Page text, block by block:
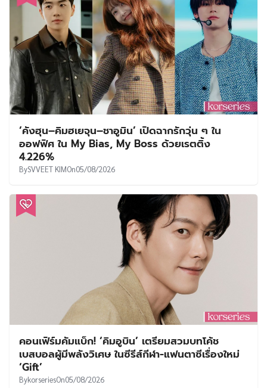
‘คังฮุน–คิมฮเยจุน–ชาอูมิน’ เปิดฉากรักวุ่น ๆ ใน
ออฟฟิศ ใน My Bias, My Boss ด้วยเรตติ้ง
4.226%
BySVVEET KIMOn05/08/2026
คอนเฟิร์มคัมแบ็ก! ‘คิมอูบิน’ เตรียมสวมบทโค้ช
เบสบอลผู้มีพลังวิเศษ ในซีรีส์กีฬา-แฟนตาซีเรื่องใหม่
‘Gift’
BykorseriesOn05/08/2026